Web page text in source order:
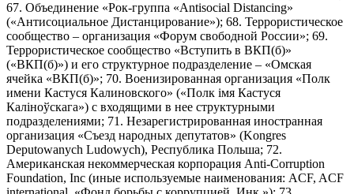
67. Объединение «Рок-группа «Antisocial Distancing»
(«Антисоциальное Дистанцирование»); 68. Террористическое
сообщество – организация «Форум свободной России»; 69.
Террористическое сообщество «Вступить в ВКП(б)»
(«ВКП(б)») и его структурное подразделение – «Омская
ячейка «ВКП(б)»; 70. Военизированная организация «Полк
имени Кастуся Калиновского» («Полк iмя Кастуся
Калiноўскага») с входящими в нее структурными
подразделениями; 71. Незарегистрированная иностранная
организация «Съезд народных депутатов» (Kongres
Deputowanych Ludowych), Республика Польша; 72.
Американская некоммерческая корпорация Anti-Corruption
Foundation, Inc (иные используемые наименования: ACF, ACF